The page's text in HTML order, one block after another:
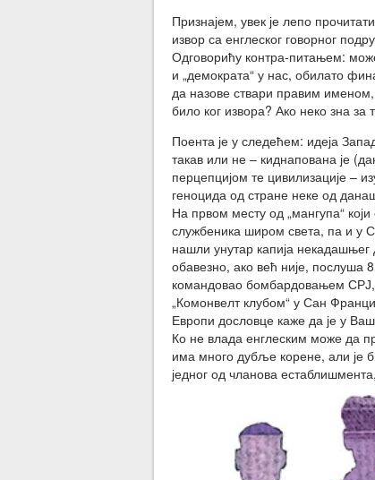
Признајем, увек је лепо
извор са енглеског говорног
Одговорићу контра-питањем:
и „демократа“ у нас, обилато
да назове ствари правим
било ког извора? Ако неко зна за
Поента је у следећем: идеја
такав или не – киднапована је
перцепцијом те цивилизације –
геноцида од стране неке од
На првом месту од „мангупа“
службеника широм света, па и у
нашли унутар капија
обавезно, ако већ није, послуша
командовао бомбардовањем СРЈ,
„Комонвелт клубом“ у Сан
Европи дословце каже да је у
Ко не влада енглеским може да
има много дубље корене, али је
једног од чланова